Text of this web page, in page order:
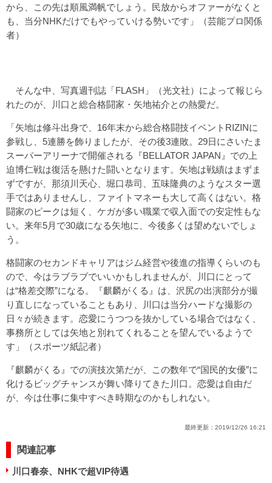
から、この先は順風満帆でしょう。民放からオファーがなくと
も、当分NHKだけでもやっていける勢いです」（芸能プロ関係
者）
そんな中、写真週刊誌「FLASH」（光文社）によって報じら
れたのが、川口と総合格闘家・矢地祐介との熱愛だ。
「矢地は修斗出身で、16年末から総合格闘技イベントRIZINに
参戦し、5連勝を飾りましたが、その後3連敗。29日にさいたま
スーパーアリーナで開催される『BELLATOR JAPAN』での上
迫博仁戦は復活を懸けた闘いとなります。矢地は戦績はまずま
ずですが、那須川天心、堀口恭司、五味隆典のようなスター選
手ではありませんし、ファイトマネーも大して高くはない。格
闘家のピークは短く、ケガが多い職業で収入面での安定性もな
い。来年5月で30歳になる矢地に、今後多くは望めないでしょ
う。
格闘家のセカンドキャリアはジム経営や後進の指導くらいのも
ので、今はラブラブでいいかもしれませんが、川口にとって
は“格差交際”になる。『麒麟がくる』は、沢尻の出演部分が撮
り直しになっていることもあり、川口は当分ハードな撮影の
日々が続きます。恋愛にうつつを抜かしている場合ではなく、
事務所としては矢地と別れてくれることを望んでいるようで
す」（スポーツ紙記者）
『麒麟がくる』での演技次第だが、この数年で“国民的女優”に
化けるビッグチャンスが舞い降りてきた川口。恋愛は自由だ
が、今は仕事に集中すべき時期なのかもしれない。
最終更新： 2019/12/26 16:21
関連記事
川口春奈、NHKで超VIP待遇